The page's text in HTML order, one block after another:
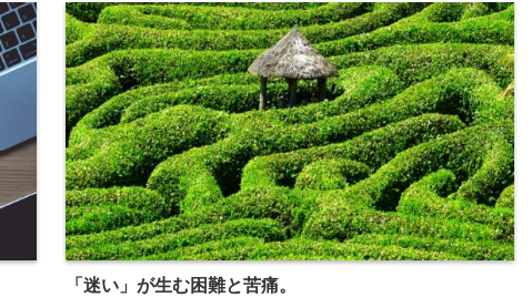
「迷い」が生む困難と苦痛。